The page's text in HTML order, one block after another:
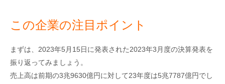
この企業の注目ポイント
まずは、2023年5月15日に発表された2023年3月度の決算発表を
振り返ってみましょう。
売上高は前期の3兆9630億円に対して23年度は5兆7787億円でし